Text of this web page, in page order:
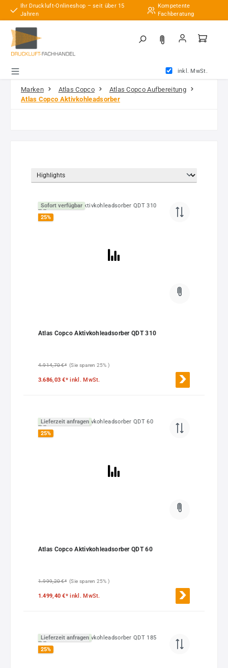
Zum Hauptinhalt springen
Ihr Druckluft-Onlineshop – seit über 15
Jahren
Kompetente
Fachberatung
inkl. MwSt.
Marken Atlas Copco
Atlas Copco Aufbereitung
Atlas Copco Aktivkohleadsorber
Sofort verfügbar
25%
Atlas Copco Aktivkohleadsorber QDT 310
4.914,70 €* (Sie sparen 25% )
3.686,03 €*inkl. MwSt.
Lieferzeit anfragen
25%
Atlas Copco Aktivkohleadsorber QDT 60
1.999,20 €* (Sie sparen 25% )
1.499,40 €*inkl. MwSt.
Lieferzeit anfragen
25%